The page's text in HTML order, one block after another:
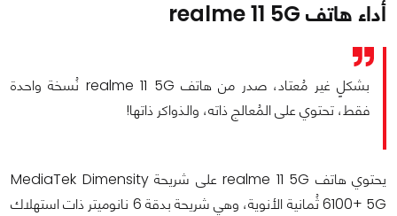
أداء هاتف realme 11 5G
بشكلٍ غير مُعتاد، صدر من هاتف realme 11 5G نُسخة واحدة
فقط، تحتوي على المُعالج ذاته، والذواكر ذاتها!
يحتوي هاتف realme 11 5G على شريحة MediaTek Dimensity
6100+ 5G ثُمانية الأنوية، وهي شريحة بدقة 6 نانوميتر ذات استهلاك